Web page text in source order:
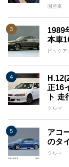
国産車
1989
本車
ピックア
正16
ト
クルマ
アコ
のタ
クルマ